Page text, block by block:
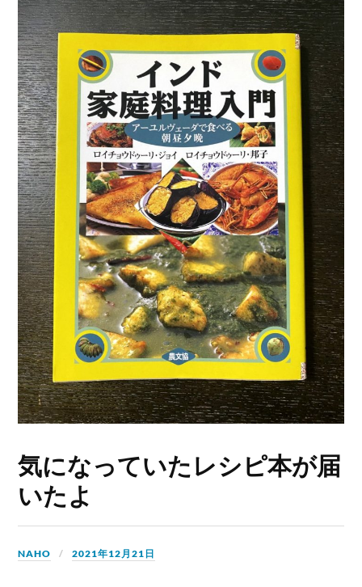
気になっていたレシピ本が届
いたよ
NAHO 2021年12月21日